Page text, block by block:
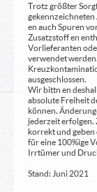
Trotz größter
en auch Spuren
Zusatzstoff en
Vorlieferanten
verwendet
ausgeschlossen.
Wir bittn en
absolute Freiheit
können.
jederzeit
korrekt und geben
für eine 100%ige
Irrtümer und
Stand: Juni 2021